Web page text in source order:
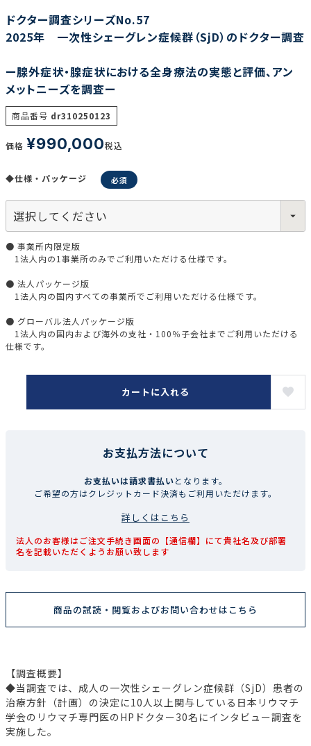
リセット 検索する
ドクター調査シリーズNo.57
2025年 一次性シェーグレン症候群（SjD）のドクター調査
ー腺外症状・腺症状における全身療法の実態と評価、アン
メットニーズを調査ー
商品番号 dr310250123
価格 ¥990,000税込
◆仕様・パッケージ
● 事業所内限定版
1法人内の1事業所のみでご利用いただける仕様です。
● 法人パッケージ版
1法人内の国内すべての事業所でご利用いただける仕様です。
● グローバル法人パッケージ版
1法人内の国内および海外の支社・100％子会社までご利用いただける
仕様です。
カートに入れる
お支払方法について
お支払いは請求書払いとなります。
ご希望の方はクレジットカード決済もご利用いただけます。
詳しくはこちら
法人のお客様はご注文手続き画面の【通信欄】にて貴社名及び部署
名を記載いただくようお願い致します
商品の試読・閲覧およびお問い合わせはこちら
【調査概要】
◆当調査では、成人の一次性シェーグレン症候群（SjD）患者の
治療方針（計画）の決定に10人以上関与している日本リウマチ
学会のリウマチ専門医のHPドクター30名にインタビュー調査を
実施した。